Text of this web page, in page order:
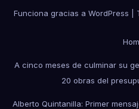
Funciona gracias a WordPress
A cinco meses de culminar su
20 obras del
Alberto Quintanilla: Primer